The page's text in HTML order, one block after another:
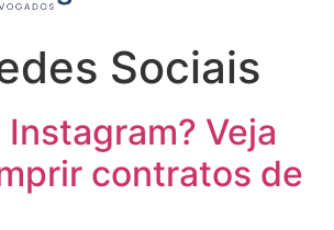
Sociais
Instagram? Veja
contratos de